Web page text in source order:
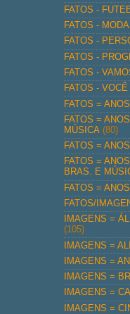
FATOS -
FATOS - MODA
FATOS -
FATOS -
FATOS -
FATOS -
FATOS =
FATOS =
MÚSICA (80)
FATOS =
FATOS =
BRAS. E
FATOS =
FATOS/
IMAGENS =
(105)
IMAGENS =
IMAGENS =
IMAGENS =
IMAGENS =
IMAGENS =